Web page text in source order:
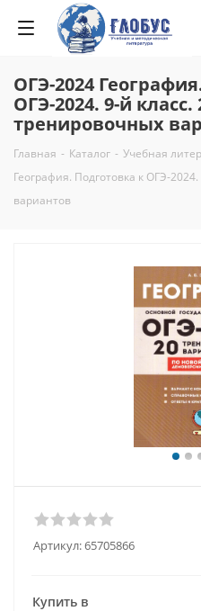
ОГЭ-2024
ОГЭ-2024. 9-й класс.
тренировочных
Главная - Каталог - Учебная
География. Подготовка к ОГЭ-
вариантов
Артикул:65705866
Купить в